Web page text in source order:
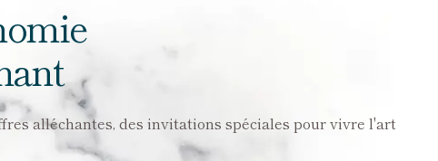
alléchantes, des invitations spéciales pour vivre l'art